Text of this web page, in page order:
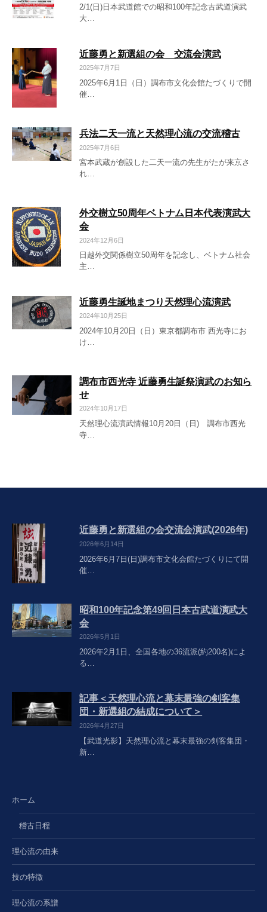
2/1(日)日本武道館での昭和100年記念古武道演武
大…
近藤勇と新選組の会 交流会演武
2025年7月7日
2025年6月1日（日）調布市文化会館たづくりで開
催…
兵法二天一流と天然理心流の交流稽古
2025年7月6日
宮本武蔵が創設した二天一流の先生がたが来京さ
れ…
外交樹立50周年ベトナム日本代表演武大
会
2024年12月6日
日越外交関係樹立50周年を記念し、ベトナム社会
主…
近藤勇生誕地まつり天然理心流演武
2024年10月25日
2024年10月20日（日）東京都調布市 西光寺にお
け…
調布市西光寺 近藤勇生誕祭演武のお知ら
せ
2024年10月17日
天然理心流演武情報10月20日（日) 調布市西光
寺…
近藤勇と新選組の会交流会演武(2026年)
2026年6月14日
2026年6月7日(日)調布市文化会館たづくりにて開
催…
昭和100年記念第49回日本古武道演武大
会
2026年5月1日
2026年2月1日、全国各地の36流派(約200名)によ
る…
記事＜天然理心流と幕末最強の剣客集
団・新選組の結成について＞
2026年4月27日
【武道光影】天然理心流と幕末最強の剣客集団・
新…
ホーム
稽古日程
理心流の由来
技の特徴
理心流の系譜